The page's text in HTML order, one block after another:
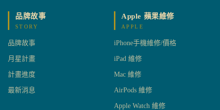
品牌故事
STORY
品牌故事
月星計畫
計畫進度
最新消息
Apple 蘋果維修
APPLE
iPhone手機維修/價格
iPad 維修
Mac 維修
AirPods 維修
Apple Watch 維修